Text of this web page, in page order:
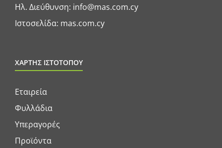
Ηλ. Διεύθυνση: info@mas.com.cy
Ιστοσελίδα: mas.com.cy
ΧΑΡΤΗΣ ΙΣΤΟΤΟΠΟΥ
Εταιρεία
Φυλλάδια
Υπεραγορές
Προϊόντα